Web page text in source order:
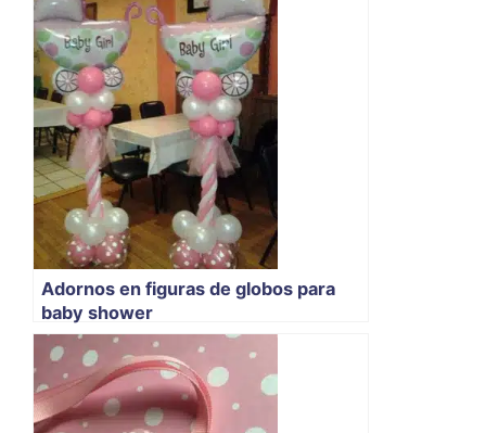
Adornos en figuras de globos para
baby shower